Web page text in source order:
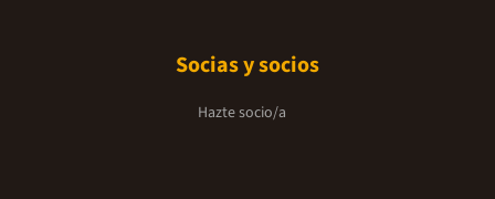
Socias y socios
Hazte socio/a